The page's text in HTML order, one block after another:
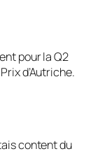
pour la Q2
d’Autriche.
content du